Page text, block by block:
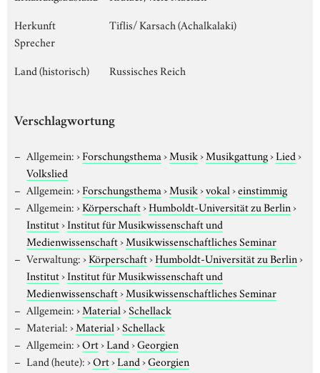
Herkunft
Sprecher
Tiflis/ Karsach (Achalkalaki)
Land (historisch) Russisches Reich
Verschlagwortung
Allgemein:›Forschungsthema›Musik›Musikgattung›Lied›
Volkslied
Allgemein:›Forschungsthema›Musik›vokal›einstimmig
Allgemein:›Körperschaft›Humboldt-Universität zu Berlin›
Institut›Institut für Musikwissenschaft und
Medienwissenschaft›Musikwissenschaftliches Seminar
Verwaltung:›Körperschaft›Humboldt-Universität zu Berlin›
Institut›Institut für Musikwissenschaft und
Medienwissenschaft›Musikwissenschaftliches Seminar
Allgemein:›Material›Schellack
Material:›Material›Schellack
Allgemein:›Ort›Land›Georgien
Land (heute):›Ort›Land›Georgien